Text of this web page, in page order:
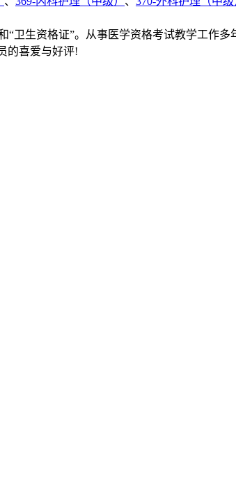
卫生资格证”。从事医学资格考试教学工作
的喜爱与好评!